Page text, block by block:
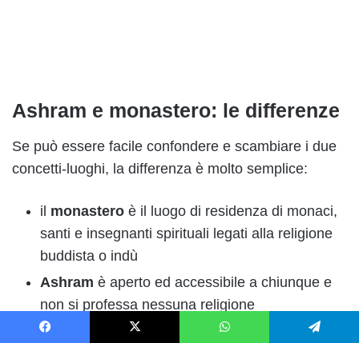
Ashram e monastero: le differenze
Se può essere facile confondere e scambiare i due
concetti-luoghi, la differenza è molto semplice:
il monastero è il luogo di residenza di monaci,
santi e insegnanti spirituali legati alla religione
buddista o indù
Ashram è aperto ed accessibile a chiunque e
non si professa nessuna religione